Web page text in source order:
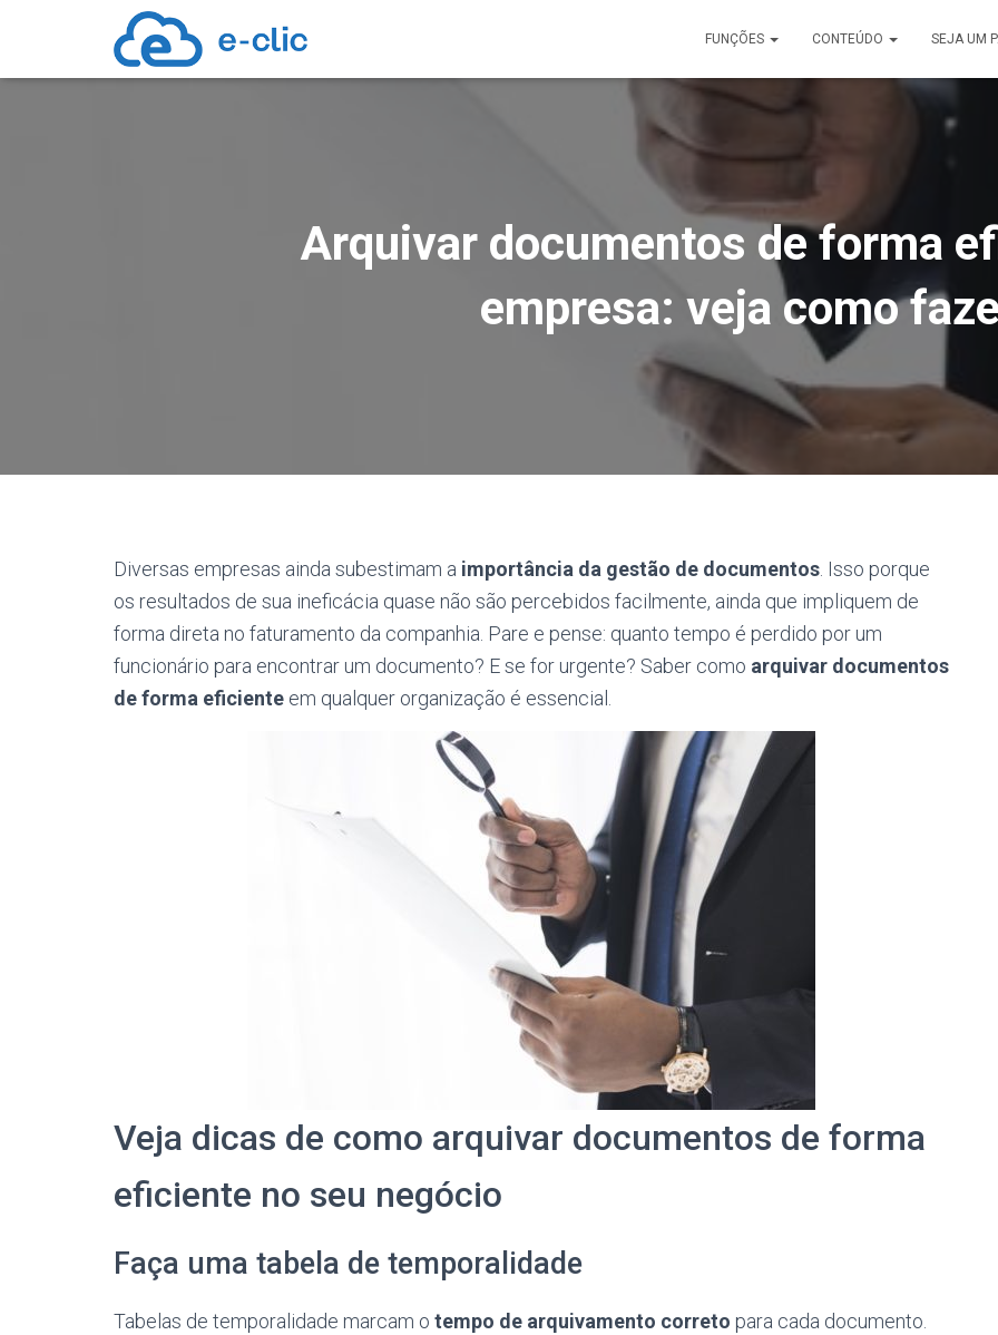
FUNÇÕES CONTEÚDO SEJA UM
Arquivar documentos de forma
empresa: veja como
Diversas empresas ainda subestimam a importância da gestão de documentos . Isso porque
os resultados de sua ineficácia quase não são percebidos facilmente, ainda que impliquem de
forma direta no faturamento da companhia. Pare e pense: quanto tempo é perdido por um
funcionário para encontrar um documento? E se for urgente? Saber como arquivar documentos
de forma eficiente em qualquer organização é essencial.
Veja dicas de como arquivar documentos de forma
eficiente no seu negócio
Faça uma tabela de temporalidade
Tabelas de temporalidade marcam o tempo de arquivamento correto para cada documento.